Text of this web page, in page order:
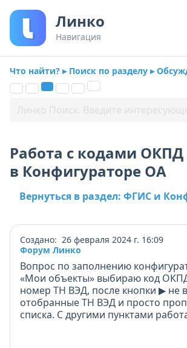
Линко
Навигация
Что найти? ▸ Поиск по разделу ▸
Работа с кодами
в Конфигураторе ОА
Вернуться в раздел: ФГИС и
Создано: 26 февраля 2024 г. 16:09
Форум Линко
Вопрос по заполнению
«Мои объекты» выбираю код
номер ТН ВЭД, после кнопки ▶ не
отобранные ТН ВЭД и просто
списка. С другими пунктами